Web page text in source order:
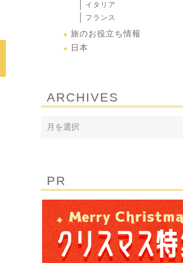
イタリア
フランス
旅のお役立ち情報
日本
ARCHIVES
PR